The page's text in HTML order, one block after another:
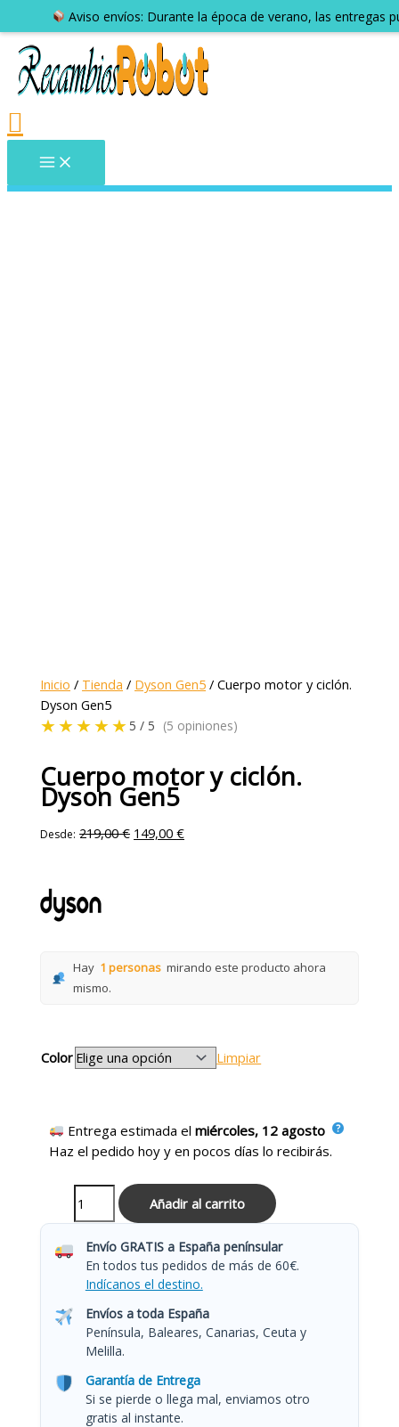
Aviso envíos: Durante la época de verano, las entregas
Inicio / Tienda / Dyson Gen5 / Cuerpo motor y ciclón.
Dyson Gen5
★★★★★ 5 / 5 (5 opiniones)
Cuerpo motor y ciclón.
Dyson Gen5
Desde: 219,00€ 149,00€
Hay 1 personas mirando este producto ahora
mismo.
Color Limpiar
Entrega estimada elmiércoles, 12 agosto
Haz el pedido hoy y en pocos días lo recibirás.
Añadir al carrito
Envío GRATIS a España penínsular
En todos tus pedidos de más de 60€.
Indícanos el destino.
Envíos a toda España
Península, Baleares, Canarias, Ceuta y
Melilla.
Garantía de Entrega
Si se pierde o llega mal, enviamos otro
gratis al instante.